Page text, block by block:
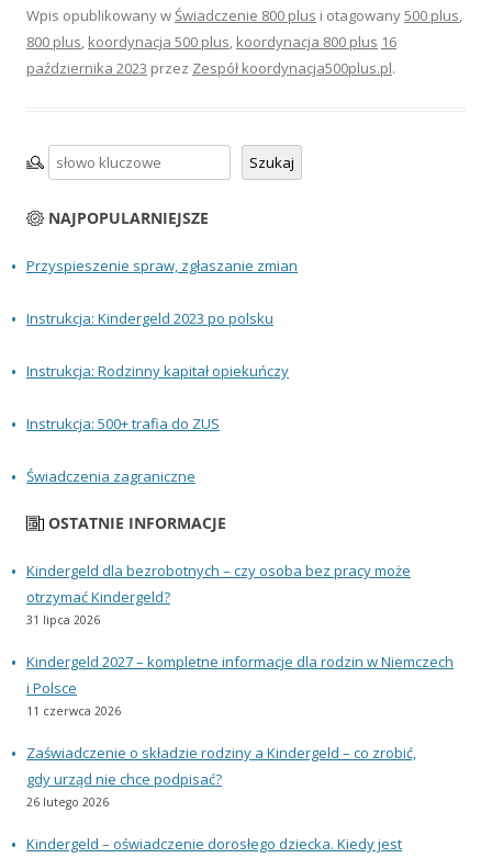
Wpis opublikowany wŚwiadczenie 800 plus i otagowany500 plus,
800 plus, koordynacja 500 plus, koordynacja 800 plus 16
października 2023 przez Zespół koordynacja500plus.pl.
Szukaj Szukaj
NAJPOPULARNIEJSZE
Przyspieszenie spraw, zgłaszanie zmian
Instrukcja: Kindergeld 2023 po polsku
Instrukcja: Rodzinny kapitał opiekuńczy
Instrukcja: 500+ trafia do ZUS
Świadczenia zagraniczne
OSTATNIE INFORMACJE
Kindergeld dla bezrobotnych – czy osoba bez pracy może
otrzymać Kindergeld?
31 lipca 2026
Kindergeld 2027 – kompletne informacje dla rodzin w Niemczech
i Polsce
11 czerwca 2026
Zaświadczenie o składzie rodziny a Kindergeld – co zrobić,
gdy urząd nie chce podpisać?
26 lutego 2026
Kindergeld – oświadczenie dorosłego dziecka. Kiedy jest